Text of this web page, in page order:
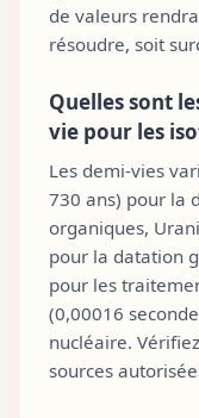
de valeurs
résoudre, soit
Quelles sont
vie pour les
Les demi-vies
730 ans) pour la
organiques,
pour la datation
pour les
(0,00016
nucléaire.
sources